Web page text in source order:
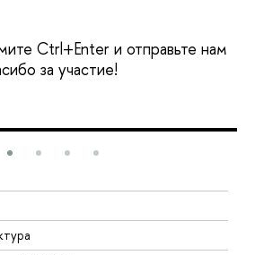
Ctrl+Enter и отправьте нам
за участие!